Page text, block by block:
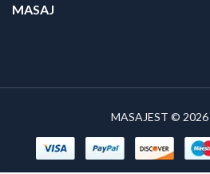
MASAJ
MASAJEST © 2026